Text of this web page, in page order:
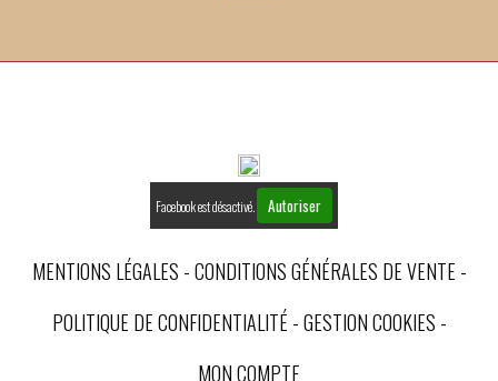
Facebook est désactivé. Autoriser
MENTIONS LÉGALES CONDITIONS GÉNÉRALES DE VENTE
POLITIQUE DE CONFIDENTIALITÉ GESTION COOKIES
MON COMPTE